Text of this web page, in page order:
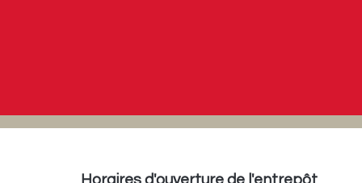
Horaires d'ouverture de l'entrepôt